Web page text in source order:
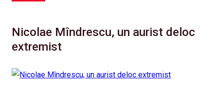
Nicolae Mîndrescu, un aurist deloc
extremist